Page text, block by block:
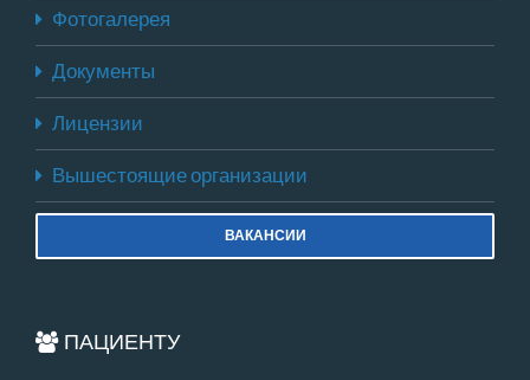
Фотогалерея
Документы
Лицензии
Вышестоящие организации
ВАКАНСИИ
ПАЦИЕНТУ